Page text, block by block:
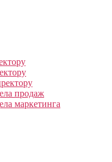
продаж
маркетинга